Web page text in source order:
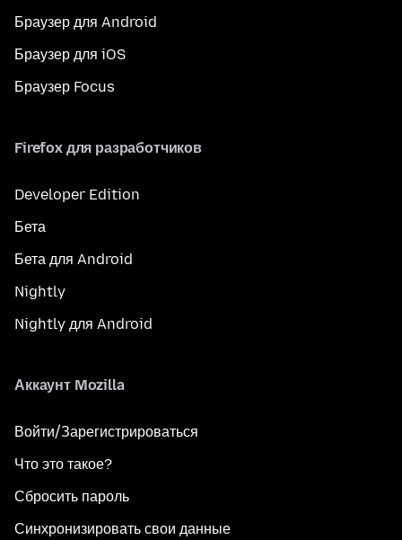
Браузер для Android
Браузер для iOS
Браузер Focus
Firefox для разработчиков
Developer Edition
Бета
Бета для Android
Nightly
Nightly для Android
Аккаунт Mozilla
Войти/Зарегистрироваться
Что это такое?
Сбросить пароль
Синхронизировать свои данные